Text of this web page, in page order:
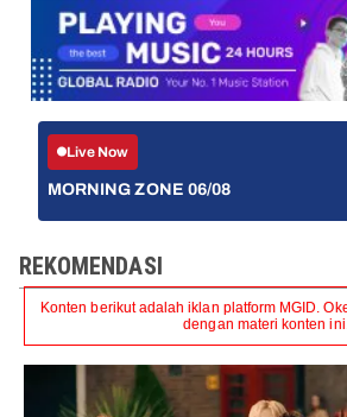
Live Now
MORNING ZONE 06/08